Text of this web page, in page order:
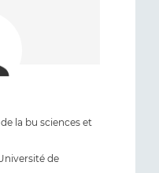
la bu sciences et
de